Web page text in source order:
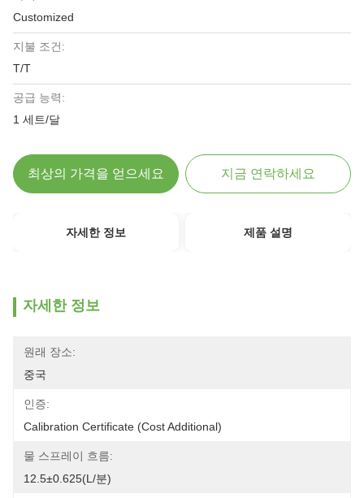
Customized
지불 조건:
T/T
공급 능력:
1 세트/달
최상의 가격을 얻으세요 지금 연락하세요
자세한 정보 제품 설명
자세한 정보
원래 장소:
중국
인증:
Calibration Certificate (Cost Additional)
물 스프레이 흐름:
12.5±0.625(L/분)